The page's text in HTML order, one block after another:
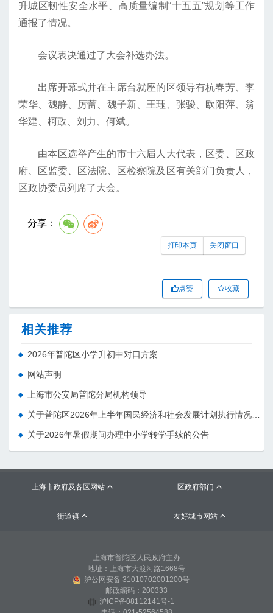
升城区韧性安全水平、高质量编制“十五五”规划等工作
通报了情况。
会议表决通过了大会补选办法。
出席开幕式并在主席台就座的区领导有杭春芳、李
荣华、魏静、厉蕾、魏子新、王珏、张骏、欧阳萍、翁
华建、柯政、刘力、何斌。
由本区选举产生的市十六届人大代表，区委、区政
府、区监委、区法院、区检察院及区有关部门负责人，
区政协委员列席了大会。
分享：
打印本页 关闭窗口
点赞 收藏
相关推荐
2026年普陀区小学升初中对口方案
网站声明
上海市公安局普陀分局机构领导
关于普陀区2026年上半年国民经济和社会发展计划执行情况的报告 （征求意见稿）
关于2026年暑假期间办理中小学转学手续的公告
上海市政府及各区网站  区政府部门 
街道镇  友好城市网站 
上海市普陀区人民政府主办
地址：上海市大渡河路1668号
沪公网安备 31010702001200号
邮政编码：200333
沪ICP备08112141号-1